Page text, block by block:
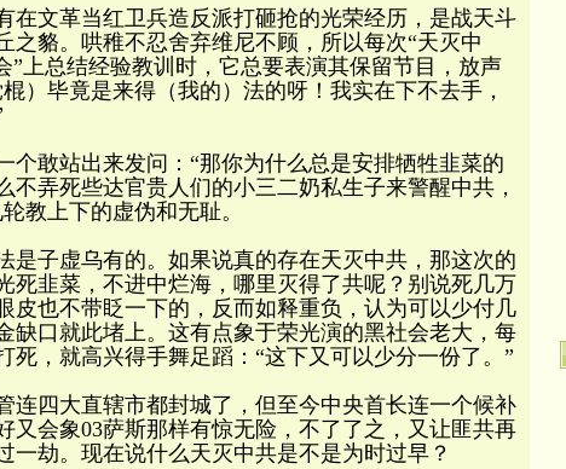
在文革当红卫兵造反派打砸抢的光荣经历，是战天斗
之貉。哄稚不忍舍弃维尼不顾，所以每次“天灭中
”上总结经验教训时，它总要表演其保留节目，放声
）毕竟是来得（我的）法的呀！我实在下不去手，
个敢站出来发问：“那你为什么总是安排牺牲韭菜的
不弄死些达官贵人们的小三二奶私生子来警醒中共，
教上下的虚伪和无耻。
是子虚乌有的。如果说真的存在天灭中共，那这次的
死韭菜，不进中烂海，哪里灭得了共呢？别说死几万
皮也不带眨一下的，反而如释重负，认为可以少付几
缺口就此堵上。这有点象于荣光演的黑社会老大，每
死，就高兴得手舞足蹈：“这下又可以少分一份了。”
连四大直辖市都封城了，但至今中央首长连一个候补
又会象03萨斯那样有惊无险，不了了之，又让匪共再
一劫。现在说什么天灭中共是不是为时过早？